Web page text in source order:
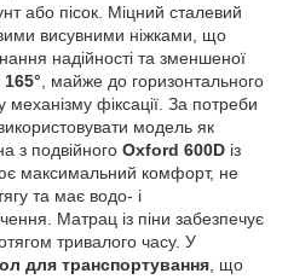
або пісок. Міцний сталевий
висувними ніжками, що
надійності та зменшеної
, майже до горизонтального
фіксації. За потреби
модель як
з подвійного Oxford 600D із
максимальний комфорт, не
та має водо- і
Матрац із піни забезпечує
тривалого часу. У
для транспортування , що